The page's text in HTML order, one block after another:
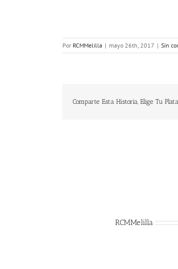
Por RCMMelilla | mayo 26th, 2017 | Sin
Comparte Esta Historia, Elige Tu
RCMMelilla